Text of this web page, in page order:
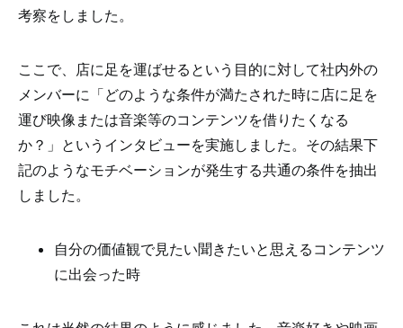
考察をしました。
ここで、店に足を運ばせるという目的に対して社内外の
メンバーに「どのような条件が満たされた時に店に足を
運び映像または音楽等のコンテンツを借りたくなる
か？」というインタビューを実施しました。その結果下
記のようなモチベーションが発生する共通の条件を抽出
しました。
自分の価値観で見たい聞きたいと思えるコンテンツ
に出会った時